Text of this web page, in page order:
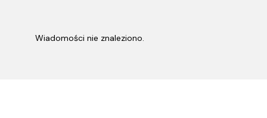
Wiadomości nie znaleziono.